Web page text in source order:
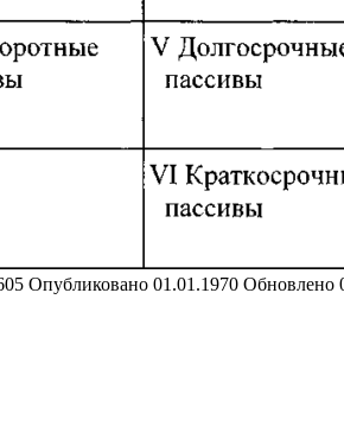
Опубликовано 01.01.1970 Обновлено